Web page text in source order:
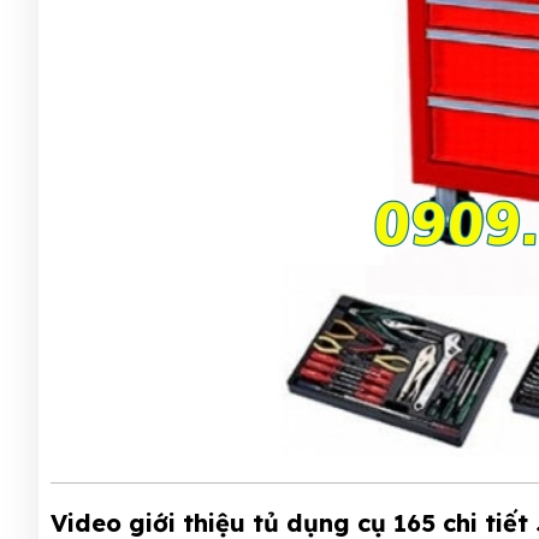
Video giới thiệu tủ dụng cụ 165 chi tiết